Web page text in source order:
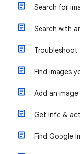
Search for
Search with
Troubleshoot
Find images
Add an
Get info &
Find Google